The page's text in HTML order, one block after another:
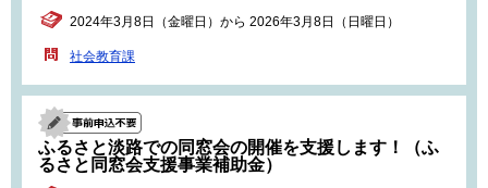
2024年3月8日（金曜日）から 2026年3月8日（日曜日）
社会教育課
ふるさと淡路での同窓会の開催を支援します！（ふ
るさと同窓会支援事業補助金）